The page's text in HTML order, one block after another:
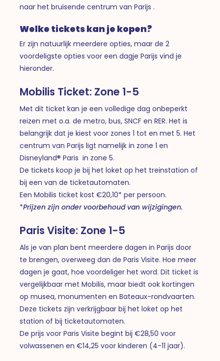
naar het bruisende centrum van Parijs .
Welke tickets kan je kopen?
Er zijn natuurlijk meerdere opties, maar de 2
voordeligste opties voor een dagje Parijs vind je
hieronder.
Mobilis Ticket: Zone 1-5
Met dit ticket kan je een volledige dag onbeperkt
reizen met o.a. de metro, bus, SNCF en RER. Het is
belangrijk dat je kiest voor zones 1 tot en met 5. Het
centrum van Parijs ligt namelijk in zone 1 en
Disneyland® Paris in zone 5.
De tickets koop je bij het loket op het treinstation of
bij een van de ticketautomaten.
Een Mobilis ticket kost €20,10* per persoon.
*Prijzen zijn onder voorbehoud van wijzigingen.
Paris Visite: Zone 1-5
Als je van plan bent meerdere dagen in Parijs door
te brengen, overweeg dan de Paris Visite. Hoe meer
dagen je gaat, hoe voordeliger het word. Dit ticket is
vergelijkbaar met Mobilis, maar biedt ook kortingen
op musea, monumenten en Bateaux-rondvaarten.
Deze tickets zijn verkrijgbaar bij het loket op het
station of bij ticketautomaten.
De prijs voor Paris Visite begint bij €28,50 voor
volwassenen en €14,25 voor kinderen (4-11 jaar).